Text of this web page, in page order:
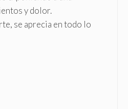
y dolor.
se aprecia en todo lo